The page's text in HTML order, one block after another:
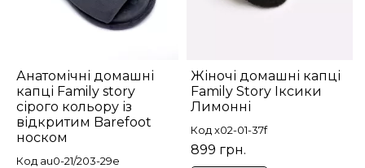
Анатомічні домашні
капці Family story
сірого кольору із
відкритим Barefoot
носком
Код au0-21/203-29e
Жіночі домашні капці
Family Story Іксики
Лимонні
Код x02-01-37f
899 грн.